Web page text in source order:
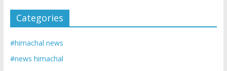
Categories
#himachal news
#news himachal